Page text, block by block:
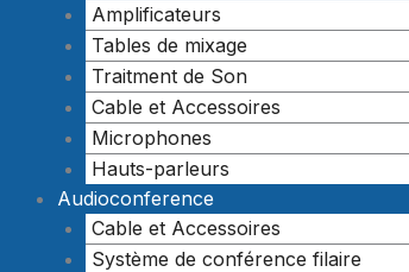
Amplificateurs
Tables de mixage
Traitment de Son
Cable et Accessoires
Microphones
Hauts-parleurs
Audioconference
Cable et Accessoires
Système de conférence filaire